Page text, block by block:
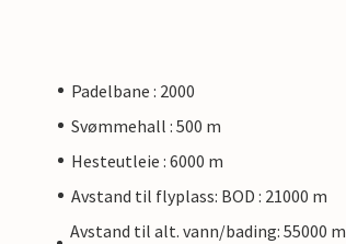
Padelbane : 2000
Svømmehall : 500 m
Hesteutleie : 6000 m
Avstand til flyplass: BOD : 21000 m
Avstand til alt. vann/bading: 55000 m